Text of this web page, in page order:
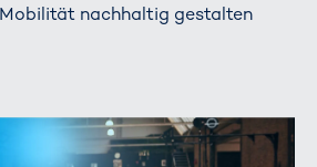
nachhaltig gestalten